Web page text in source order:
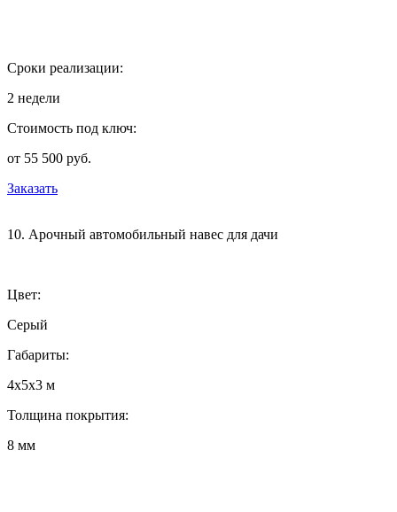
Сроки реализации:
2 недели
Стоимость под ключ:
от 55 500 руб.
Заказать
10. Арочный автомобильный навес для дачи
Цвет:
Серый
Габариты:
4х5х3 м
Толщина покрытия:
8 мм